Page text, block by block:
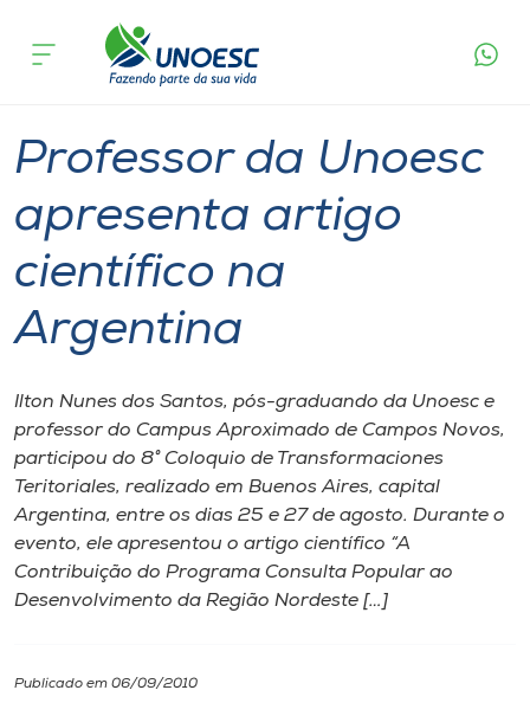
Cursos
Atendimento ao Estudante
Portal de Ensino
A
Unoesc
Internacionalização
I.nova
acontece
Professor da Unoesc
apresenta artigo
científico na
Argentina
Ilton Nunes dos Santos, pós-graduando da Unoesc e
professor do Campus Aproximado de Campos Novos,
participou do 8° Coloquio de Transformaciones
Teritoriales, realizado em Buenos Aires, capital
Argentina, entre os dias 25 e 27 de agosto. Durante o
evento, ele apresentou o artigo científico “A
Contribuição do Programa Consulta Popular ao
Desenvolvimento da Região Nordeste […]
Publicado em 06/09/2010